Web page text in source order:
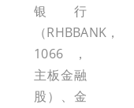
银行
（RHBBANK，
1066，
主板金融
股）、金